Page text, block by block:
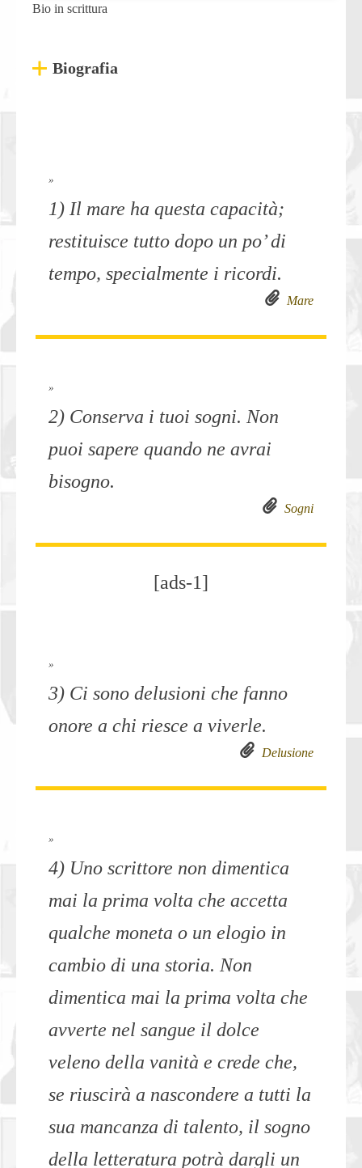
Bio in scrittura
Biografia
»
1) Il mare ha questa capacità;
restituisce tutto dopo un po’ di
tempo, specialmente i ricordi.
Mare
»
2) Conserva i tuoi sogni. Non
puoi sapere quando ne avrai
bisogno.
Sogni
[ads-1]
»
3) Ci sono delusioni che fanno
onore a chi riesce a viverle.
Delusione
»
4) Uno scrittore non dimentica
mai la prima volta che accetta
qualche moneta o un elogio in
cambio di una storia. Non
dimentica mai la prima volta che
avverte nel sangue il dolce
veleno della vanità e crede che,
se riuscirà a nascondere a tutti la
sua mancanza di talento, il sogno
della letteratura potrà dargli un